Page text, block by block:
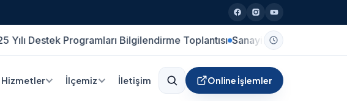
Programları Bilgilendirme Toplantısı Sanayi Sicil Belgesi Hakkında
Hizmetler İlçemiz İletişim Online İşlemler